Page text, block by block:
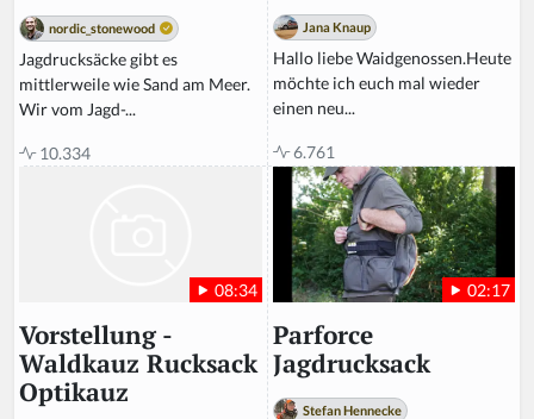
nordic_stonewood
Jagdrucksäcke gibt es
mittlerweile wie Sand am Meer.
Wir vom Jagd-...
10.334
Jana Knaup
Hallo liebe Waidgenossen.Heute
möchte ich euch mal wieder
einen neu...
6.761
08:34
Vorstellung -
Waldkauz Rucksack
Optikauz
02:17
Parforce
Jagdrucksack
Stefan Hennecke